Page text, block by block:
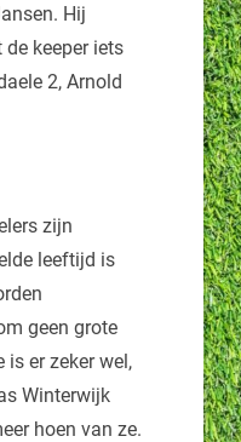
Hij
keeper iets
2, Arnold
zijn
leeftijd is
geen grote
is er zeker wel,
Winterwijk
hoen van ze.